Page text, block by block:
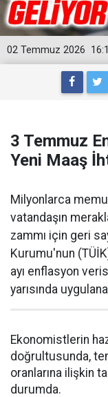
02 Temmuz 2026
3 Temmuz
Yeni Maaş
Milyonlarca
vatandaşın
zammı için geri
Kurumu'nun
ayı enflasyon
yarısında
Ekonomistlerin
doğrultusunda,
oranlarına ilişkin
durumda.